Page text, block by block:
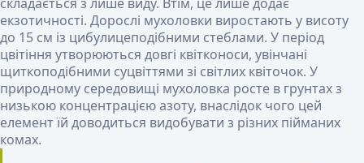
екзотичності. Дорослі мухоловки виростають у висоту
до 15 см із цибулицеподібними стеблами. У період
цвітіння утворюються довгі квітконоси, увінчані
щиткоподібними суцвіттями зі світлих квіточок. У
природному середовищі мухоловка росте в грунтах з
низькою концентрацією азоту, внаслідок чого цей
елемент їй доводиться видобувати з різних пійманих
комах.